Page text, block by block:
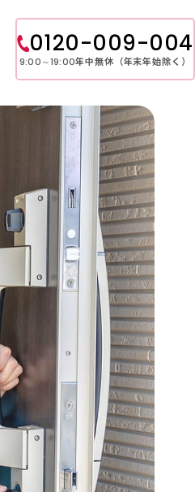
0120-009-004
9:00～19:00年中無休（年末年始除く）